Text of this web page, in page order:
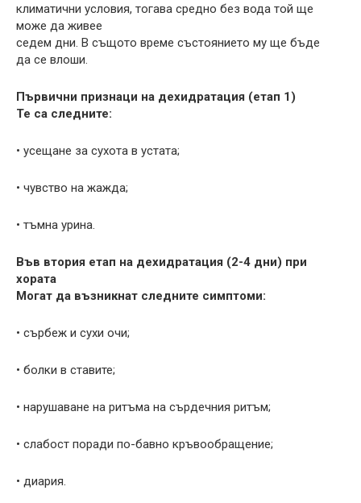
климатични условия, тогава средно без вода той ще
може да живее
седем дни. В същото време състоянието му ще бъде
да се влоши.
Първични признаци на дехидратация (етап 1)
Те са следните:
• усещане за сухота в устата;
• чувство на жажда;
• тъмна урина.
Във втория етап на дехидратация (2-4 дни) при
хората
Могат да възникнат следните симптоми:
• сърбеж и сухи очи;
• болки в ставите;
• нарушаване на ритъма на сърдечния ритъм;
• слабост поради по-бавно кръвообращение;
• диария.